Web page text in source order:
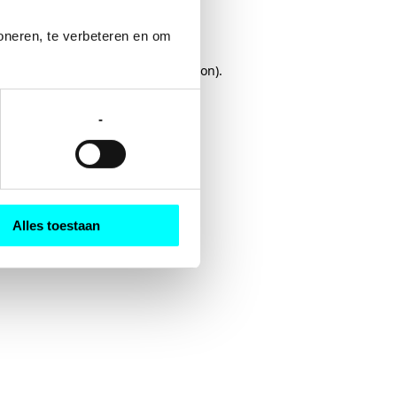
te verbeteren en om
-
Alles toestaan
for more information).